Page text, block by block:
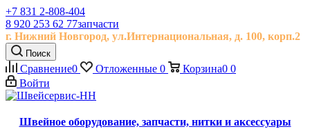
+7 831 2-808-404
8 920 253 62 77запчасти
г. Нижний Новгород, ул.Интернациональная, д. 100, корп.2
Поиск
Сравнение0 Отложенные 0 Корзина0 0
Войти
Швейное оборудование, запчасти, нитки и аксессуары